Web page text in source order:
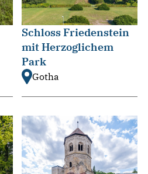
Schloss Friedenstein
mit Herzoglichem
Park
Gotha